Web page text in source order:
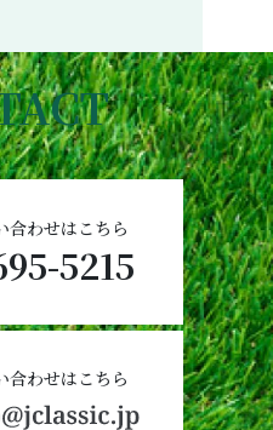
5215
合わせはこちら
合わせはこちら